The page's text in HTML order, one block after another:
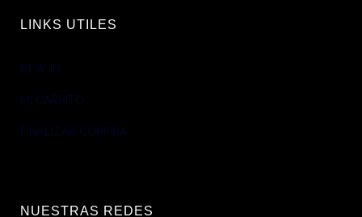
LINKS UTILES
NEW IN
MI CARRITO
FINALIZAR COMPRA
NUESTRAS REDES